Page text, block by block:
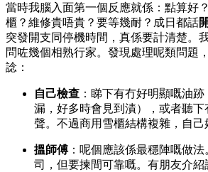
當時我腦入面第一個反應就係：點算好
櫃？維修貴唔貴？要等幾耐？成日都話
突發開支同停機時間，真係要計清楚。
問咗幾個相熟行家。發現處理呢類問題
諗：
自己檢查 ：睇下有冇好明顯嘅油
漏，好多時會見到漬），或者聽
聲。不過商用雪櫃結構複雜，自己
搵師傅：呢個應該係最穩陣嘅做
司，但要揀間可靠嘅。有朋友介紹